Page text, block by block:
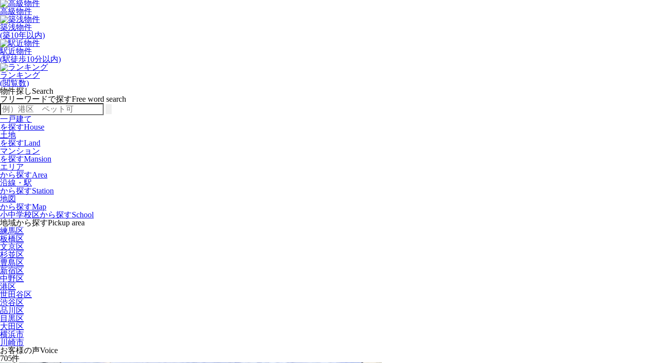
高級物件
築浅物件
(築10年以内)
駅近物件
(駅徒歩10分以内)
ランキング
(閲覧数)
物件探しSearch
フリーワードで探すFree word search
一戸建て
を探すHouse
土地
を探すLand
マンション
を探すMansion
エリア
から探すArea
沿線・駅
から探すStation
地図
から探すMap
小中学校区から探すSchool
地域から探すPickup area
練馬区
板橋区
文京区
杉並区
豊島区
新宿区
中野区
港区
世田谷区
渋谷区
品川区
目黒区
大田区
横浜市
川崎市
お客様の声Voice
705件